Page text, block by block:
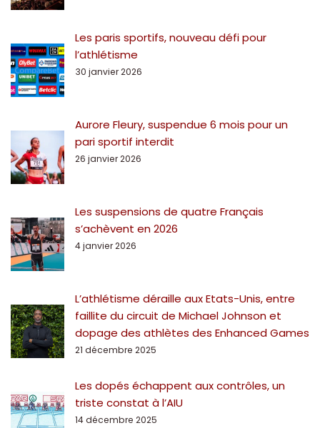
Les paris sportifs, nouveau défi pour
l’athlétisme
30 janvier 2026
Aurore Fleury, suspendue 6 mois pour un
pari sportif interdit
26 janvier 2026
Les suspensions de quatre Français
s’achèvent en 2026
4 janvier 2026
L’athlétisme déraille aux Etats-Unis, entre
faillite du circuit de Michael Johnson et
dopage des athlètes des Enhanced Games
21 décembre 2025
Les dopés échappent aux contrôles, un
triste constat à l’AIU
14 décembre 2025